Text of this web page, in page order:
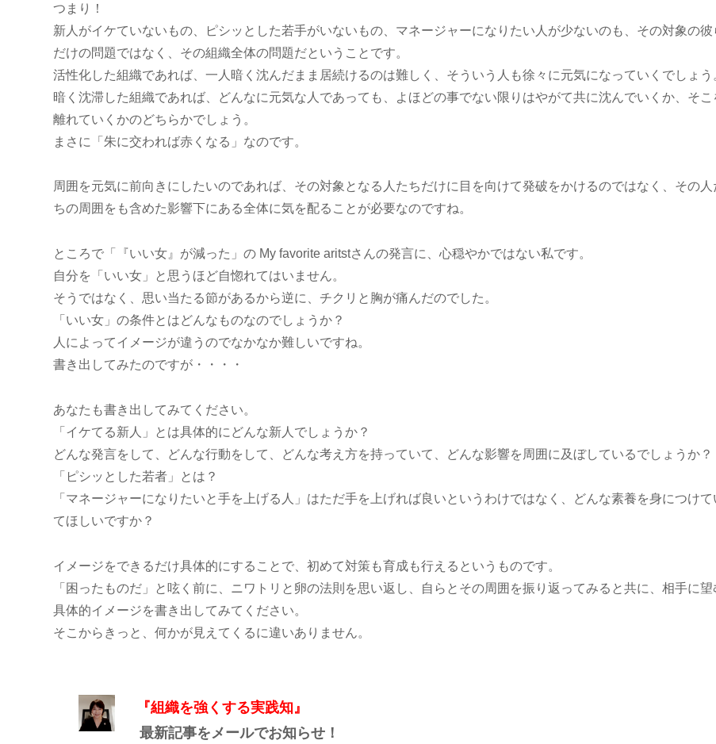
つまり！
新人がイケていないもの、ピシッとした若手がいないもの、マネージャーになりたい人が少ないのも、その対象の彼
だけの問題ではなく、その組織全体の問題だということです。
活性化した組織であれば、一人暗く沈んだまま居続けるのは難しく、そういう人も徐々に元気になっていくでしょう
暗く沈滞した組織であれば、どんなに元気な人であっても、よほどの事でない限りはやがて共に沈んでいくか、そこ
離れていくかのどちらかでしょう。
まさに「朱に交われば赤くなる」なのです。
周囲を元気に前向きにしたいのであれば、その対象となる人たちだけに目を向けて発破をかけるのではなく、その人
ちの周囲をも含めた影響下にある全体に気を配ることが必要なのですね。
ところで「『いい女』が減った」の My favorite aritstさんの発言に、心穏やかではない私です。
自分を「いい女」と思うほど自惚れてはいません。
そうではなく、思い当たる節があるから逆に、チクリと胸が痛んだのでした。
「いい女」の条件とはどんなものなのでしょうか？
人によってイメージが違うのでなかなか難しいですね。
書き出してみたのですが・・・・
あなたも書き出してみてください。
「イケてる新人」とは具体的にどんな新人でしょうか？
どんな発言をして、どんな行動をして、どんな考え方を持っていて、どんな影響を周囲に及ぼしているでしょうか？
「ピシッとした若者」とは？
「マネージャーになりたいと手を上げる人」はただ手を上げれば良いというわけではなく、どんな素養を身につけて
てほしいですか？
イメージをできるだけ具体的にすることで、初めて対策も育成も行えるというものです。
「困ったものだ」と呟く前に、ニワトリと卵の法則を思い返し、自らとその周囲を振り返ってみると共に、相手に望
具体的イメージを書き出してみてください。
そこからきっと、何かが見えてくるに違いありません。
『組織を強くする実践知』
最新記事をメールでお知らせ！